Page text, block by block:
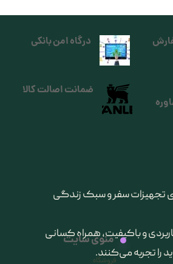
تجهیزات سفر و سبک زندگی
و باکیفیت، همراه کسانی
تجربه می‌کنند.
منوی سایت
فروشگاه
درگاه امن بانکی
ضمانت اصالت کالا